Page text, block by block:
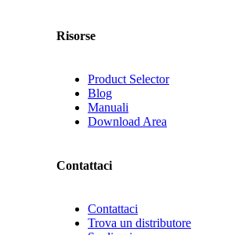
Risorse
Product Selector
Blog
Manuali
Download Area
Contattaci
Contattaci
Trova un distributore